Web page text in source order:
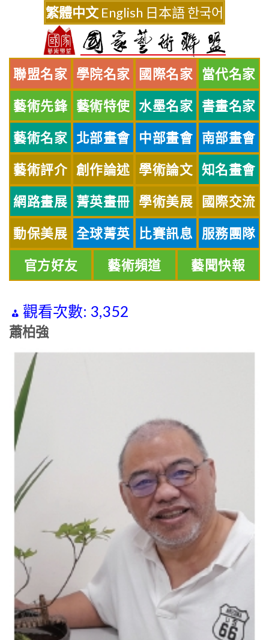
繁體中文 English 日本語한국어
聯盟名家 學院名家 國際名家 當代名家
藝術先鋒 藝術特使 水墨名家 書畫名家
藝術名家 北部畫會 中部畫會 南部畫會
藝術評介 創作論述 學術論文 知名畫會
網路畫展 菁英畫冊 學術美展 國際交流
動保美展 全球菁英 比賽訊息 服務團隊
官方好友 藝術頻道 藝聞快報
觀看次數: 3,352
蕭柏強